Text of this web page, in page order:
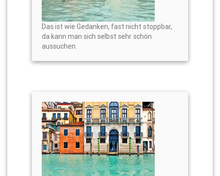
Das ist wie Gedanken, fast nicht stoppbar,
da kann man sich selbst sehr schön
aussuchen.